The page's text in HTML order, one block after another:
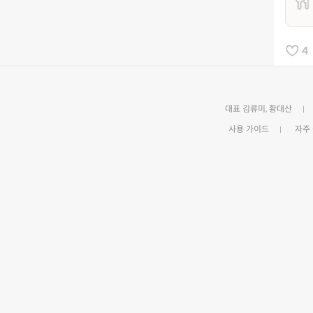
4
대표 김류미, 황대산
사용 가이드
자주